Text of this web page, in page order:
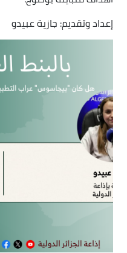
إعداد وتقديم: جازية عبيدو